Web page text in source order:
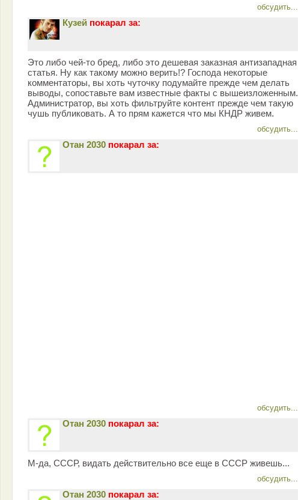
обсудить...
Кузей покарал за:
Это либо чей-то бред, либо это дешевая заказная антизападная
статья. Ну как такому можно верить!? Господа некоторые
комментаторы, вы хоть чуточку подумайте прежде чем делать
выводы, сопоставьте вам известные факты с вышеизложенным.
Администратор, вы хоть фильтруйте контент прежде чем такую
чушь публиковать. А то прям кажется что мы КНДР живем.
обсудить...
Отан 2030 покарал за:
обсудить...
Отан 2030 покарал за:
М-да, СССР, видать действительно все еще в СССР живешь...
обсудить...
Отан 2030 покарал за: